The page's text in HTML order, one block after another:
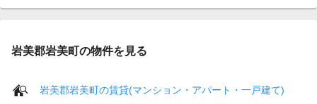
岩美郡岩美町の物件を見る
岩美郡岩美町の賃貸(マンション・アパート・一戸建て)